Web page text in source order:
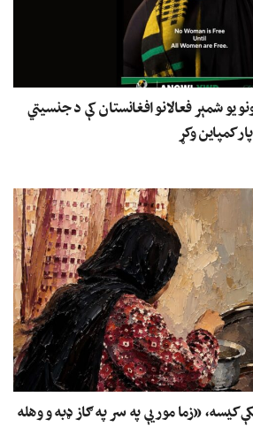
یو شمېر فعالانو افغانستان کې د جنسیتي
کمپاین وکړ
کیسه، «زما مور یې په سر په ګاز ډبه و وهله